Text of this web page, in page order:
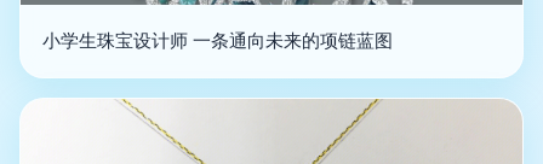
小学生珠宝设计师 一条通向未来的项链蓝图